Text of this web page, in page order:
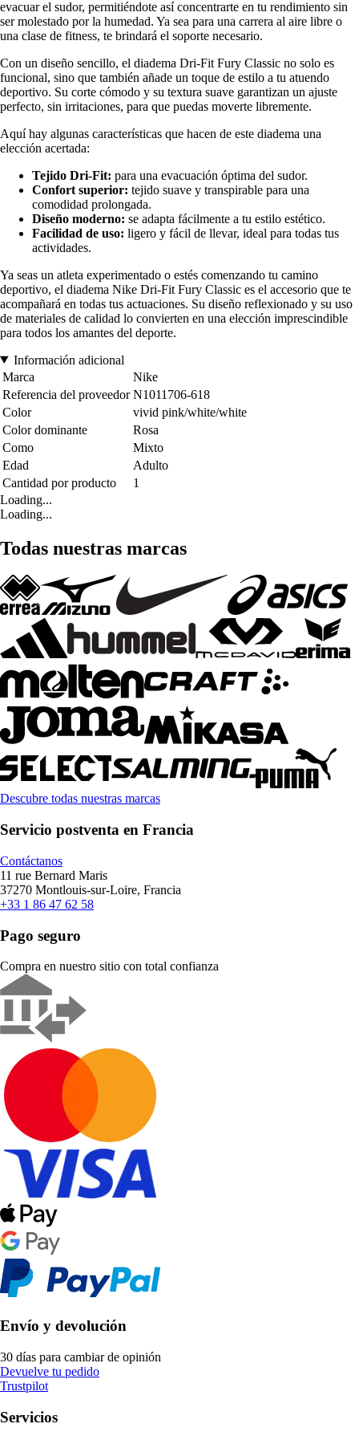
evacuar el sudor, permitiéndote así concentrarte en tu rendimiento sin
ser molestado por la humedad. Ya sea para una carrera al aire libre o
una clase de fitness, te brindará el soporte necesario.
Con un diseño sencillo, el diadema Dri-Fit Fury Classic no solo es
funcional, sino que también añade un toque de estilo a tu atuendo
deportivo. Su corte cómodo y su textura suave garantizan un ajuste
perfecto, sin irritaciones, para que puedas moverte libremente.
Aquí hay algunas características que hacen de este diadema una
elección acertada:
Tejido Dri-Fit: para una evacuación óptima del sudor.
Confort superior: tejido suave y transpirable para una
comodidad prolongada.
Diseño moderno: se adapta fácilmente a tu estilo estético.
Facilidad de uso: ligero y fácil de llevar, ideal para todas tus
actividades.
Ya seas un atleta experimentado o estés comenzando tu camino
deportivo, el diadema Nike Dri-Fit Fury Classic es el accesorio que te
acompañará en todas tus actuaciones. Su diseño reflexionado y su uso
de materiales de calidad lo convierten en una elección imprescindible
para todos los amantes del deporte.
Información adicional
Marca
Nike
Referencia del proveedor N1011706-618
Color
vivid pink/white/white
Color dominante
Rosa
Como
Mixto
Edad
Adulto
Cantidad por producto
1
Loading...
Loading...
Todas nuestras marcas
Descubre todas nuestras marcas
Servicio postventa en Francia
Contáctanos
11 rue Bernard Maris
37270 Montlouis-sur-Loire, Francia
+33 1 86 47 62 58
Pago seguro
Compra en nuestro sitio con total confianza
Envío y devolución
30 días para cambiar de opinión
Devuelve tu pedido
Trustpilot
Servicios